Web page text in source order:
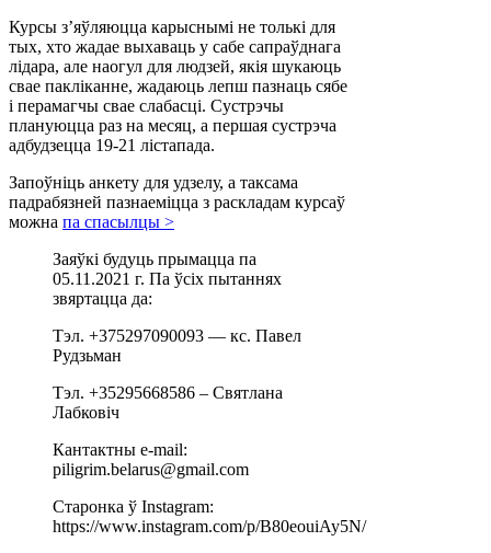
Курсы з’яўляюцца карыснымі не толькі для
тых, хто жадае выхаваць у сабе сапраўднага
лідара, але наогул для людзей, якія шукаюць
свае пакліканне, жадаюць лепш пазнаць сябе
і перамагчы свае слабасці. Сустрэчы
плануюцца раз на месяц, а першая сустрэча
адбудзецца 19-21 лістапада.
Запоўніць анкету для удзелу, а таксама
падрабязней пазнаеміцца з раскладам курсаў
можна па спасылцы >
Заяўкі будуць прымацца па
05.11.2021 г. Па ўсіх пытаннях
звяртацца да:
Тэл. +375297090093 — кс. Павел
Рудзьман
Тэл. +35295668586 – Святлана
Лабковіч
Кантактны e-mail:
piligrim.belarus@gmail.com
Старонка ў Instagram:
https://www.instagram.com/p/B80eouiAy5N/